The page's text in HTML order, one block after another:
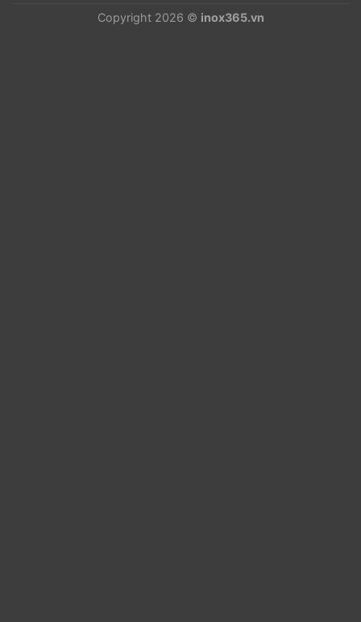
Copyright 2026 © inox365.vn